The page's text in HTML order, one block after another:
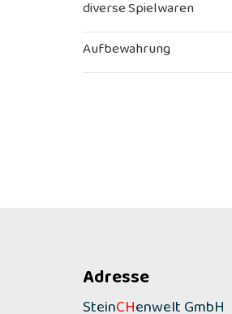
diverse Spielwaren
Aufbewahrung
Adresse